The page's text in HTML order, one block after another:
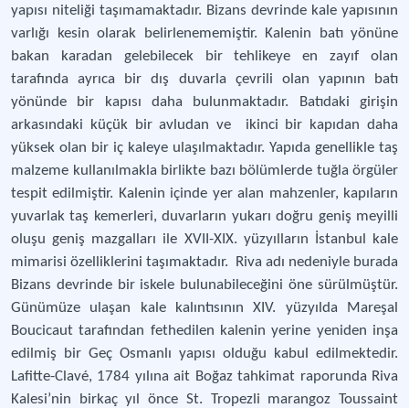
yapısı niteliği taşımamaktadır. Bizans devrinde kale yapısının
varlığı kesin olarak belirlenememiştir. Kalenin batı yönüne
bakan karadan gelebilecek bir tehlikeye en zayıf olan
tarafında ayrıca bir dış duvarla çevrili olan yapının batı
yönünde bir kapısı daha bulunmaktadır. Batıdaki girişin
arkasındaki küçük bir avludan ve ikinci bir kapıdan daha
yüksek olan bir iç kaleye ulaşılmaktadır. Yapıda genellikle taş
malzeme kullanılmakla birlikte bazı bölümlerde tuğla örgüler
tespit edilmiştir. Kalenin içinde yer alan mahzenler, kapıların
yuvarlak taş kemerleri, duvarların yukarı doğru geniş meyilli
oluşu geniş mazgalları ile XVII-XIX. yüzyılların İstanbul kale
mimarisi özelliklerini taşımaktadır. Riva adı nedeniyle burada
Bizans devrinde bir iskele bulunabileceğini öne sürülmüştür.
Günümüze ulaşan kale kalıntısının XIV. yüzyılda Mareşal
Boucicaut tarafından fethedilen kalenin yerine yeniden inşa
edilmiş bir Geç Osmanlı yapısı olduğu kabul edilmektedir.
Lafitte-Clavé, 1784 yılına ait Boğaz tahkimat raporunda Riva
Kalesi’nin birkaç yıl önce St. Tropezli marangoz Toussaint